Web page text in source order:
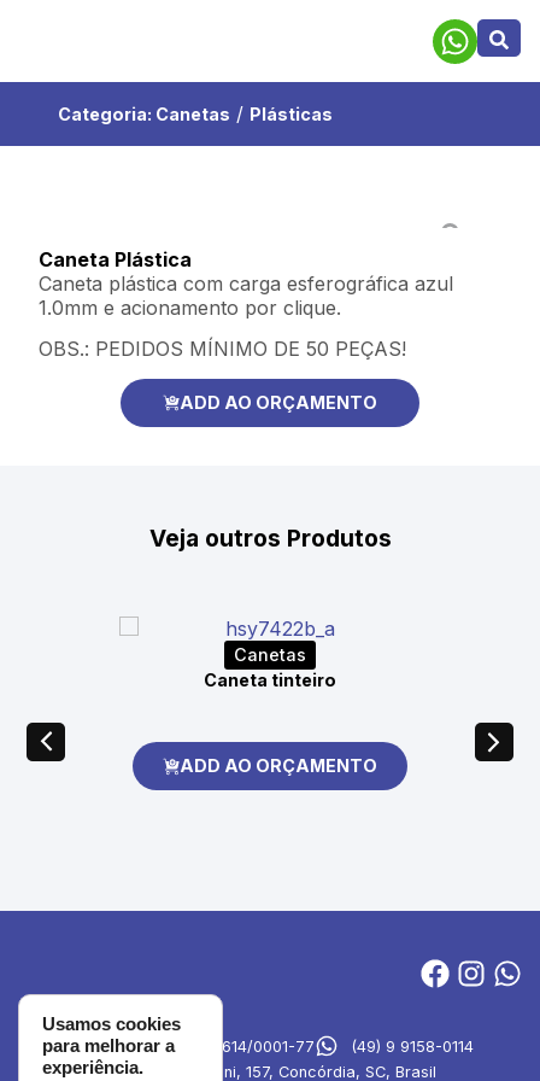
Categoria: Canetas / Plásticas
Caneta Plástica
Caneta plástica com carga esferográfica azul
1.0mm e acionamento por clique.
OBS.: PEDIDOS MÍNIMO DE 50 PEÇAS!
ADD AO ORÇAMENTO
Veja outros Produtos
Canetas
Caneta tinteiro
ADD AO ORÇAMENTO
MVA Brindes27.694.614/0001-77
(49) 9 9158-0114
Rua Emilia Simioni, 157, Concórdia, SC, Brasil
Usamos cookies
para melhorar a
experiência.